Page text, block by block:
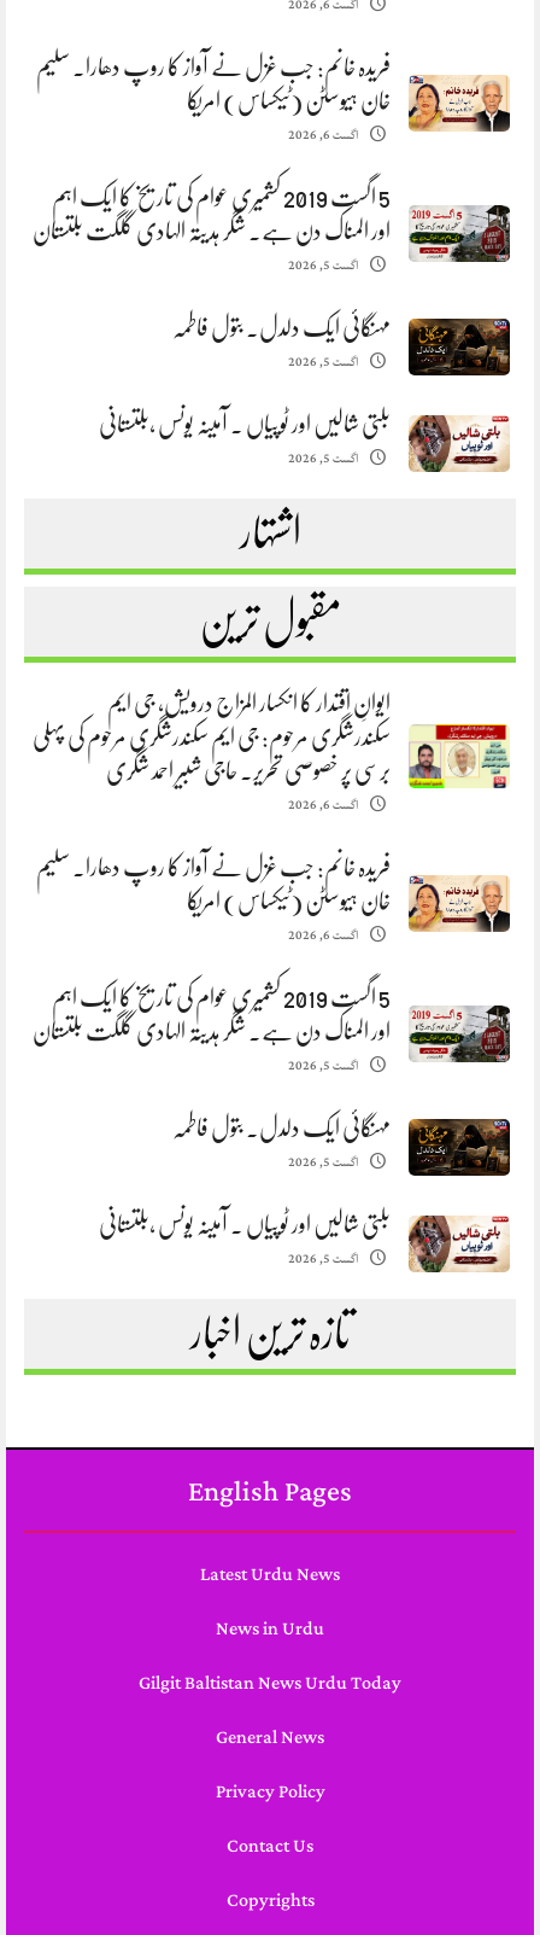
فریدہ خانم: جب غزل نے آواز کا روپ دھارا. سلیم
خان ہیوسٹن (ٹیکساس) امریکا
اگست 6, 2026
5 اگست 2019 کشمیری عوام کی تاریخ کا ایک اہم
اور المناک دن ہے. شگر ہدیتہ الہادی گلگت بلتستان
اگست 5, 2026
مہنگائی ایک دلدل. بتول فاطمہ
اگست 5, 2026
بلتی شالیں اور ٹوپیاں . آمینہ یونس ،بلتستانی
اگست 5, 2026
اشتہار
مقبول ترین
ایوانِ اقتدار کا انکسار المزاج درویش، جی ایم
سکندرشگری مرحوم: جی ایم سکندرشگری مرحوم کی پہلی
برسی پر خصوصی تحریر. حاجی شبیر احمد شگری
اگست 6, 2026
فریدہ خانم: جب غزل نے آواز کا روپ دھارا. سلیم
خان ہیوسٹن (ٹیکساس) امریکا
اگست 6, 2026
5 اگست 2019 کشمیری عوام کی تاریخ کا ایک اہم
اور المناک دن ہے. شگر ہدیتہ الہادی گلگت بلتستان
اگست 5, 2026
مہنگائی ایک دلدل. بتول فاطمہ
اگست 5, 2026
بلتی شالیں اور ٹوپیاں . آمینہ یونس ،بلتستانی
اگست 5, 2026
تازہ ترین اخبار
English Pages
Latest Urdu News
News in Urdu
Gilgit Baltistan News Urdu Today
General News
Privacy Policy
Contact Us
Copyrights